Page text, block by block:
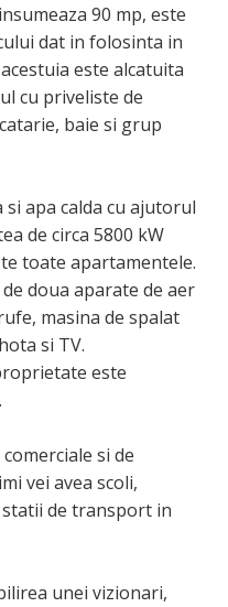
90 mp, este
dat in folosinta in
este alcatuita
cu priveliste de
baie si grup
apa calda cu ajutorul
de circa 5800 kW
toate apartamentele.
doua aparate de aer
masina de spalat
si TV.
este
si de
vei avea scoli,
de transport in
unei vizionari,